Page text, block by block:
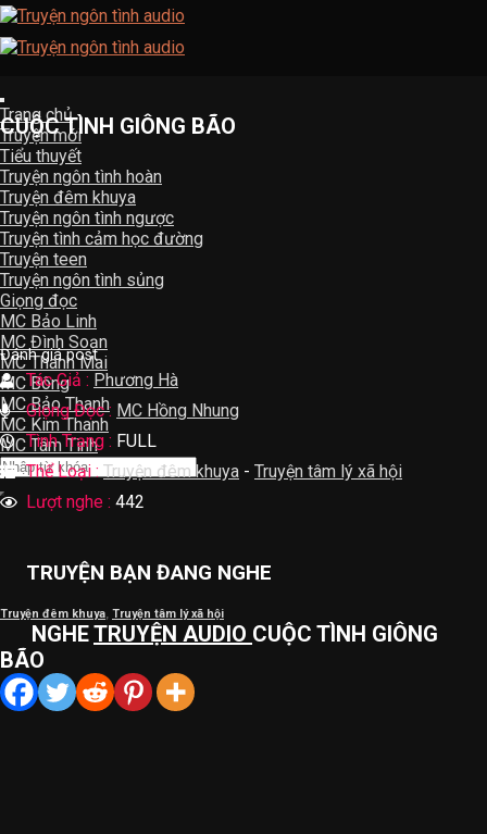
Skip
to
content
Trang chủ
Truyện mới
Tiểu thuyết
Truyện ngôn tình hoàn
Truyện đêm khuya
Truyện ngôn tình ngược
Truyện tình cảm học đường
Truyện teen
Truyện ngôn tình sủng
Giọng đọc
MC Bảo Linh
MC Đình Soạn
MC Thanh Mai
MC Bông
MC Bảo Thanh
MC Kim Thanh
MC Tâm Tình
CUỘC TÌNH GIÔNG BÃO
Đánh giá post
Tác Giả : Phương Hà
Giọng Đọc : MC Hồng Nhung
Tình Trạng : FULL
Thể Loại :Truyện đêm khuya - Truyện tâm lý xã hội
Lượt nghe : 442
TRUYỆN BẠN ĐANG NGHE
Truyện đêm khuya, Truyện tâm lý xã hội
NGHETRUYỆN AUDIO CUỘC TÌNH GIÔNG
BÃO